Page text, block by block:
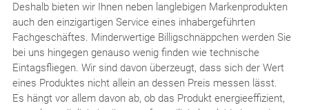
Deshalb bieten wir Ihnen neben langlebigen Markenprodukten
auch den einzigartigen Service eines inhabergeführten
Fachgeschäftes. Minderwertige Billigschnäppchen werden Sie
bei uns hingegen genauso wenig finden wie technische
Eintagsfliegen. Wir sind davon überzeugt, dass sich der Wert
eines Produktes nicht allein an dessen Preis messen lässt.
Es hängt vor allem davon ab, ob das Produkt energieeffizient,